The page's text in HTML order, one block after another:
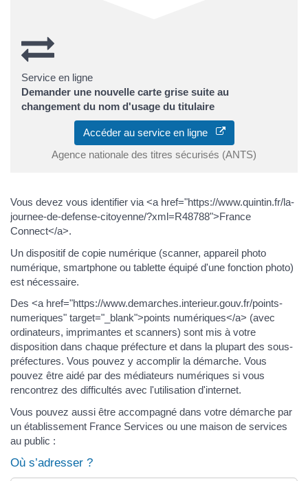
Service en ligne
Demander une nouvelle carte grise suite au
changement du nom d'usage du titulaire
Accéder au service en ligne
Agence nationale des titres sécurisés (ANTS)
Vous devez vous identifier via <a href="https://www.quintin.fr/la-
journee-de-defense-citoyenne/?xml=R48788">France
Connect</a>.
Un dispositif de copie numérique (scanner, appareil photo
numérique, smartphone ou tablette équipé d'une fonction photo)
est nécessaire.
Des <a href="https://www.demarches.interieur.gouv.fr/points-
numeriques" target="_blank">points numériques</a> (avec
ordinateurs, imprimantes et scanners) sont mis à votre
disposition dans chaque préfecture et dans la plupart des sous-
préfectures. Vous pouvez y accomplir la démarche. Vous
pouvez être aidé par des médiateurs numériques si vous
rencontrez des difficultés avec l'utilisation d'internet.
Vous pouvez aussi être accompagné dans votre démarche par
un établissement France Services ou une maison de services
au public :
Où s’adresser ?